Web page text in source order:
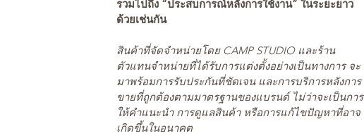
รวมไปถึง “ประสบการณ์หลังการใช้งาน” ในระยะยาว
ด้วยเช่นกัน
สินค้าที่จัดจำหน่ายโดย CAMP STUDIO และร้าน
ตัวแทนจำหน่ายที่ได้รับการแต่งตั้งอย่างเป็นทางการ จะ
มาพร้อมการรับประกันที่ชัดเจน และการบริการหลังการ
ขายที่ถูกต้องตามมาตรฐานของแบรนด์ ไม่ว่าจะเป็นการ
ให้คำแนะนำ การดูแลสินค้า หรือการแก้ไขปัญหาที่อาจ
เกิดขึ้นในอนาคต